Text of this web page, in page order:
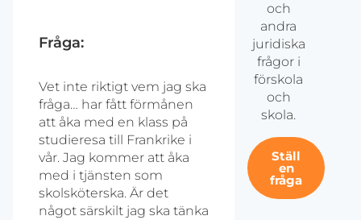
Fråga:
Vet inte riktigt vem jag ska
fråga… har fått förmånen
att åka med en klass på
studieresa till Frankrike i
vår. Jag kommer att åka
med i tjänsten som
skolsköterska. Är det
något särskilt jag ska tänka
och
andra
juridiska
frågor i
förskola
och
skola.
Ställ
en
fråga